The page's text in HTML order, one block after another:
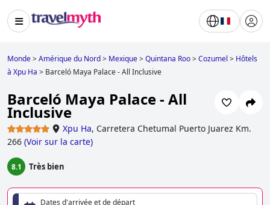
Monde>Amérique du Nord> Mexique>Quintana Roo>Cozumel > Hôtels
à Xpu Ha > Barceló Maya Palace - All Inclusive
Barceló Maya Palace - All
Inclusive
Xpu Ha, Carretera Chetumal Puerto Juarez Km.
266 (Voir sur la carte)
8.1 Très bien
Dates d'arrivée et de départ